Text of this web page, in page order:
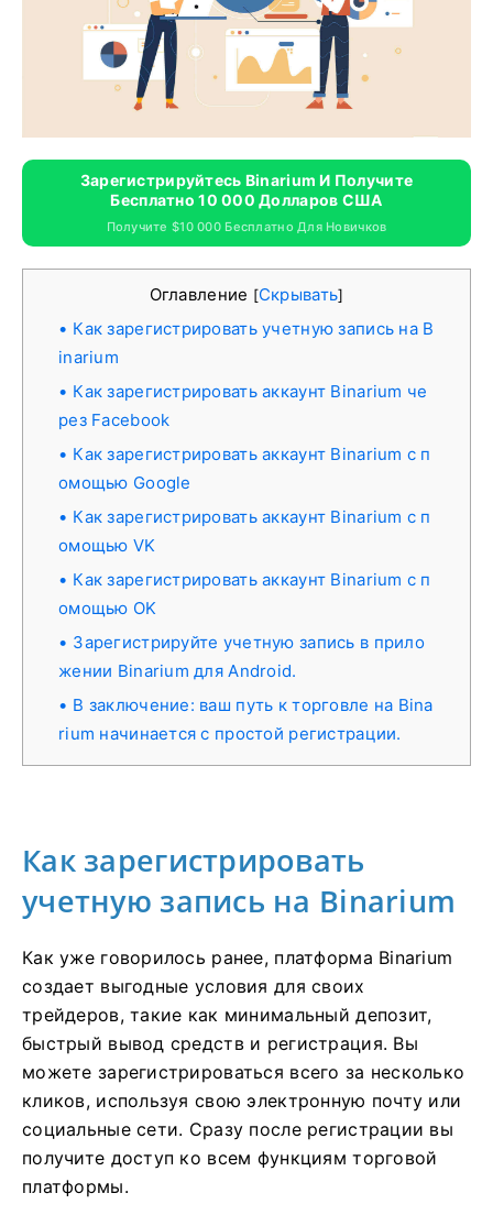
Зарегистрируйтесь Binarium И Получите
Бесплатно 10 000 Долларов США
Получите $10 000 Бесплатно Для Новичков
Оглавление [Скрывать]
Как зарегистрировать учетную запись на B
inarium
Как зарегистрировать аккаунт Binarium че
рез Facebook
Как зарегистрировать аккаунт Binarium с п
омощью Google
Как зарегистрировать аккаунт Binarium с п
омощью VK
Как зарегистрировать аккаунт Binarium с п
омощью OK
Зарегистрируйте учетную запись в прило
жении Binarium для Android.
В заключение: ваш путь к торговле на Bina
rium начинается с простой регистрации.
Как зарегистрировать
учетную запись на Binarium
Как уже говорилось ранее, платформа Binarium
создает выгодные условия для своих
трейдеров, такие как минимальный депозит,
быстрый вывод средств и регистрация. Вы
можете зарегистрироваться всего за несколько
кликов, используя свою электронную почту или
социальные сети. Сразу после регистрации вы
получите доступ ко всем функциям торговой
платформы.